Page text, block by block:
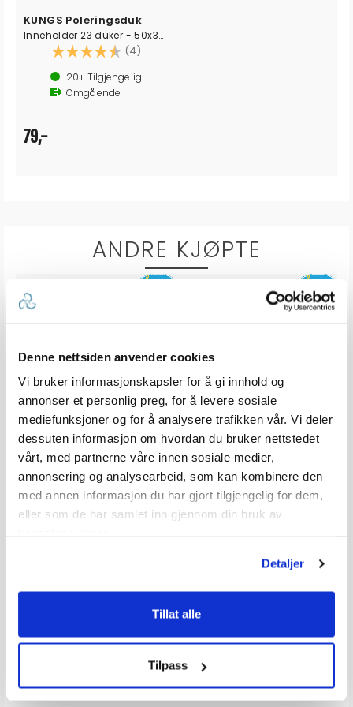
Denne nettsiden anvender cookies
Vi bruker informasjonskapsler for å gi innhold og
annonser et personlig preg, for å levere sosiale
mediefunksjoner og for å analysere trafikken vår. Vi deler
dessuten informasjon om hvordan du bruker nettstedet
vårt, med partnerne våre innen sosiale medier,
annonsering og analysearbeid, som kan kombinere den
med annen informasjon du har gjort tilgjengelig for dem,
eller som de har samlet inn gjennom din bruk av
Detaljer
Tillat alle
Tilpass
KUNGS Poleringsduk
Inneholder 23 duker - 50x32 cm.
Karakter: (4)
20+ Tilgjengelig
Omgående
79,-
ANDRE KJØPTE
HUGOS Vask- og rensemiddel
Universalrens - 360 ml
Karakter: (3)4.3 av 5 mulige
100+Tilgjengelig
Omgående
Karakter: (4) 4.0 av 5
20+Tilgjengelig
Omgående
5 mulige
Produkter som vises her, er produkter som andre kjøpte
sammen med denne varen, og har nødvendigvis ingen